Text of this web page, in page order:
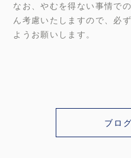
なお、やむを得ない事情で
ん考慮いたしますので、必
ようお願いします。
ブロ